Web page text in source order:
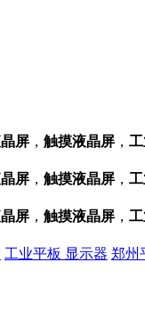
屏 ， 触摸液晶屏 ，
屏 ， 触摸液晶屏 ，
屏 ， 触摸液晶屏 ，
工业平板 显示器 郑州